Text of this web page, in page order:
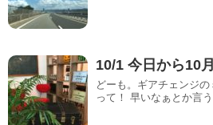
10/1 今日から10
どーも。ギアチェンジ
って！ 早いなぁとか言